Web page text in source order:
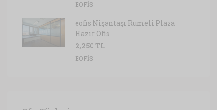
EOFIS
eofis Nişantaşı Rumeli Plaza
Hazır Ofis
2,250 TL
EOFIS